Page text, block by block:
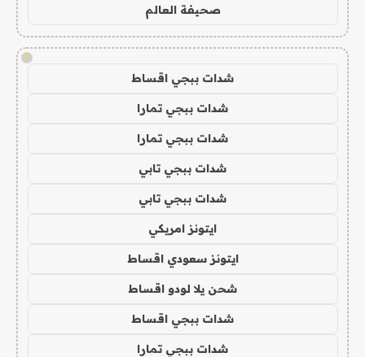
صحيفة العالم
!
شدات ببجي اقساط
شدات ببجي تمارا
شدات ببجي تمارا
شدات ببجي تابي
شدات ببجي تابي
ايتونز امريكي
ايتونز سعودي اقساط
شحن يلا لودو اقساط
شدات ببجي اقساط
شدات ببجي تمارا